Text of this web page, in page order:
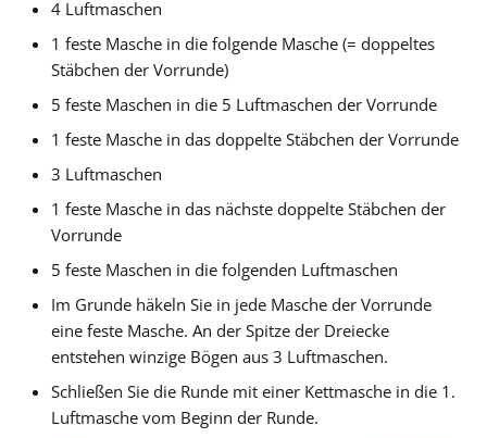
4 Luftmaschen
1 feste Masche in die folgende Masche (= doppeltes
Stäbchen der Vorrunde)
5 feste Maschen in die 5 Luftmaschen der Vorrunde
1 feste Masche in das doppelte Stäbchen der Vorrunde
3 Luftmaschen
1 feste Masche in das nächste doppelte Stäbchen der
Vorrunde
5 feste Maschen in die folgenden Luftmaschen
Im Grunde häkeln Sie in jede Masche der Vorrunde
eine feste Masche. An der Spitze der Dreiecke
entstehen winzige Bögen aus 3 Luftmaschen.
Schließen Sie die Runde mit einer Kettmasche in die 1.
Luftmasche vom Beginn der Runde.